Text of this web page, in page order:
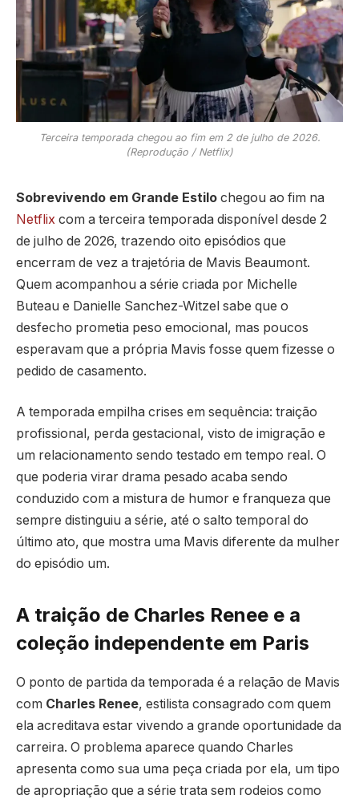
Terceira temporada chegou ao fim em 2 de julho de 2026.
(Reprodução / Netflix)
Sobrevivendo em Grande Estilo chegou ao fim na
Netflix com a terceira temporada disponível desde 2
de julho de 2026, trazendo oito episódios que
encerram de vez a trajetória de Mavis Beaumont.
Quem acompanhou a série criada por Michelle
Buteau e Danielle Sanchez-Witzel sabe que o
desfecho prometia peso emocional, mas poucos
esperavam que a própria Mavis fosse quem fizesse o
pedido de casamento.
A temporada empilha crises em sequência: traição
profissional, perda gestacional, visto de imigração e
um relacionamento sendo testado em tempo real. O
que poderia virar drama pesado acaba sendo
conduzido com a mistura de humor e franqueza que
sempre distinguiu a série, até o salto temporal do
último ato, que mostra uma Mavis diferente da mulher
do episódio um.
A traição de Charles Renee e a
coleção independente em Paris
O ponto de partida da temporada é a relação de Mavis
com Charles Renee, estilista consagrado com quem
ela acreditava estar vivendo a grande oportunidade da
carreira. O problema aparece quando Charles
apresenta como sua uma peça criada por ela, um tipo
de apropriação que a série trata sem rodeios como